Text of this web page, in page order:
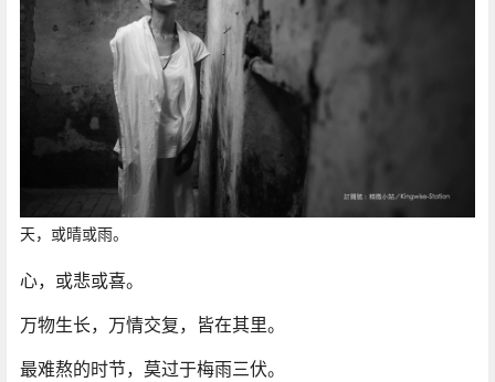
天，或晴或雨。
心，或悲或喜。
万物生长，万情交复，皆在其里。
最难熬的时节，莫过于梅雨三伏。